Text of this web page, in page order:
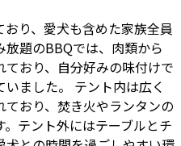
り、愛犬も含めた家族全員
題のBBQでは、肉類から
おり、自分好みの味付けで
ました。 テント内は広く
おり、焚き火やランタンの
テント外にはテーブルとチ